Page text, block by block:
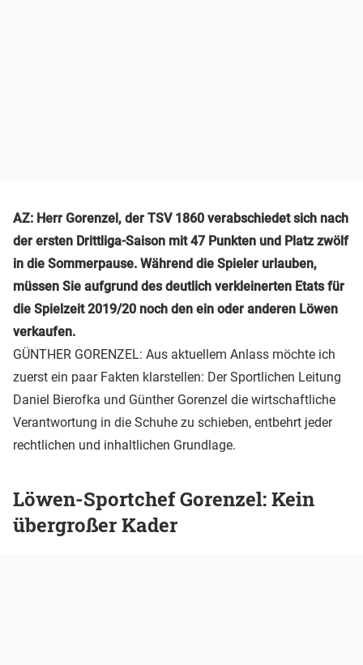
AZ: Herr Gorenzel, der TSV 1860 verabschiedet sich nach
der ersten Drittliga-Saison mit 47 Punkten und Platz zwölf
in die Sommerpause. Während die Spieler urlauben,
müssen Sie aufgrund des deutlich verkleinerten Etats für
die Spielzeit 2019/20 noch den ein oder anderen Löwen
verkaufen.
GÜNTHER GORENZEL: Aus aktuellem Anlass möchte ich
zuerst ein paar Fakten klarstellen: Der Sportlichen Leitung
Daniel Bierofka und Günther Gorenzel die wirtschaftliche
Verantwortung in die Schuhe zu schieben, entbehrt jeder
rechtlichen und inhaltlichen Grundlage.
Löwen-Sportchef Gorenzel: Kein
übergroßer Kader